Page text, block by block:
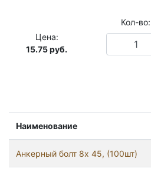
Наименование
Анкерный болт 8x 45, (100шт)
Цена:
15.75руб.
Кол-во: